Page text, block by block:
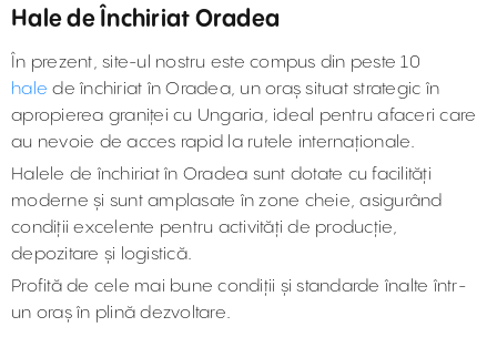
Hale de Închiriat Oradea
În prezent, site-ul nostru este compus din peste 10
hale de închiriat în Oradea, un oraș situat strategic în
apropierea graniței cu Ungaria, ideal pentru afaceri care
au nevoie de acces rapid la rutele internaționale.
Halele de închiriat în Oradea sunt dotate cu facilități
moderne și sunt amplasate în zone cheie, asigurând
condiții excelente pentru activități de producție,
depozitare și logistică.
Profită de cele mai bune condiții și standarde înalte într-
un oraș în plină dezvoltare.